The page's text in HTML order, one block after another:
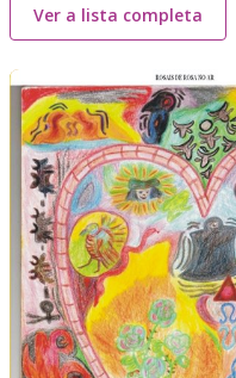
Ver a lista completa